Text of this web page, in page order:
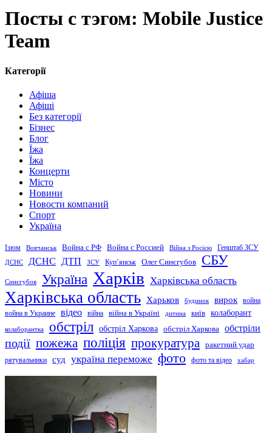
Посты с тэгом: Mobile Justice
Team
Категорії
Афіша
Афіші
Без категорії
Бізнес
Блог
Їжа
Їжа
Концерти
Місто
Новини
Новости компаний
Спорт
Україна
Ізюм Вовчанськ Война с РФ Война с Россией Війна з Росією Генштаб ЗСУ
ДСНС ДСНС ДТП ЗСУ Купʼянськ Олег Синєгубов СБУ
Синєгубов Україна Харків Харківська область
Харківська область Харьков будинок вирок война
война в Украине відео війна війна в Україні дитина київ колаборант
колаборантка обстріл обстріл Харкова обстріл Харкова обстріли
події пожежа поліція прокуратура
ракетний удар
рятувальники
суд україна переможе фото фото та відео хабар